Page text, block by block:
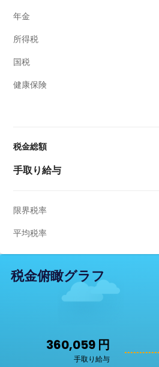
年金
所得税
国税
健康保険
税金総額
手取り給与
限界税率
平均税率
税金俯瞰グラフ
360,059 円
手取り給与